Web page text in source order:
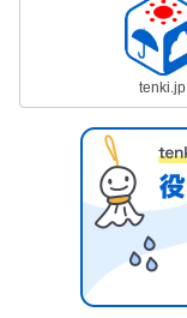
tenki.jp